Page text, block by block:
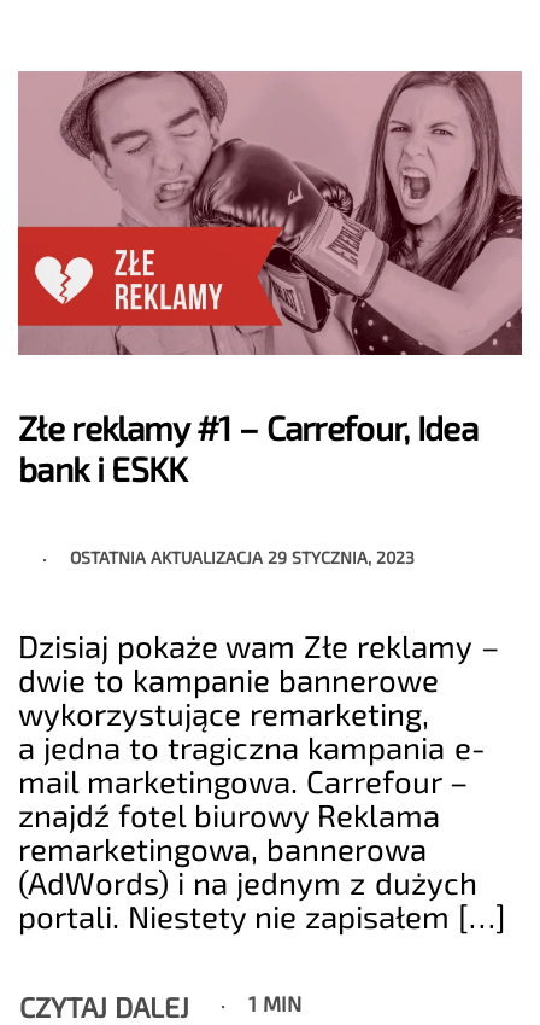
Złe reklamy #1 – Carrefour, Idea
bank i ESKK
OSTATNIA AKTUALIZACJA 29 STYCZNIA, 2023
Dzisiaj pokaże wam Złe reklamy –
dwie to kampanie bannerowe
wykorzystujące remarketing,
a jedna to tragiczna kampania e-
mail marketingowa. Carrefour –
znajdź fotel biurowy Reklama
remarketingowa, bannerowa
(AdWords) i na jednym z dużych
portali. Niestety nie zapisałem […]
CZYTAJ DALEJ 1 MIN